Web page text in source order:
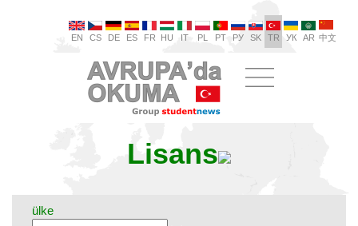
EN CS DE ES FR HU IT PL PT РУ SK TR УК AR 中文
Lisans
ülke